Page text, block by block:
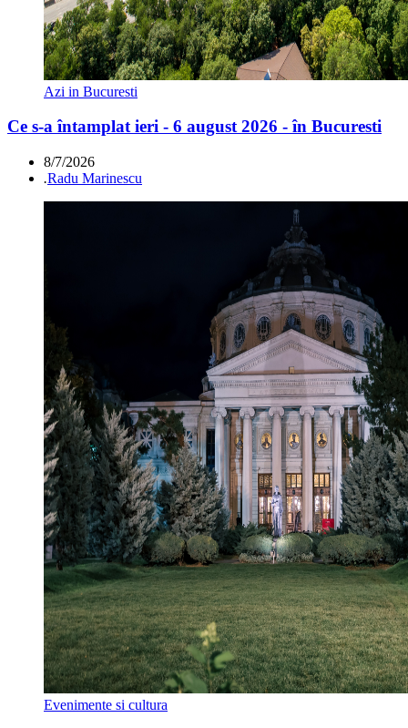
Azi in Bucuresti
Ce s-a întamplat ieri - 6 august 2026 - în Bucuresti
8/7/2026
.Radu Marinescu
Evenimente si cultura